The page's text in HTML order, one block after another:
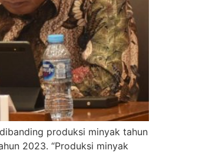
produksi minyak tahun
2023. “Produksi minyak